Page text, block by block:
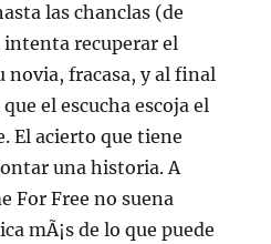
las chanclas (de
recuperar el
novia, fracasa, y al final
el escucha escoja el
El acierto que tiene
una historia. A
For Free no suena
mÃ¡s de lo que puede